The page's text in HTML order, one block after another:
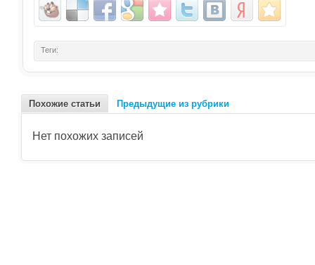
Теги:
Похожие статьи Предыдущие из рубрики
Нет похожих записей